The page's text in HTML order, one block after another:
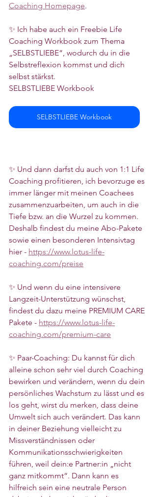
Coaching Homepage.
✨ Ich habe auch ein Freebie Life
Coaching Workbook zum Thema
„SELBSTLIEBE“, wodurch du in die
Selbstreflexion kommst und dich
selbst stärkst.
SELBSTLIEBE Workbook
SELBSTLIEBE Workbook
✨ Und dann darfst du auch von 1:1 Life
Coaching profitieren, ich bevorzuge es
immer länger mit meinen Coachees
zusammenzuarbeiten, um auch in die
Tiefe bzw. an die Wurzel zu kommen.
Deshalb findest du meine Abo-Pakete
sowie einen besonderen Intensivtag
hier - https://www.lotus-life-
coaching.com/preise
✨ Und wenn du eine intensivere
Langzeit-Unterstützung wünschst,
findest du dazu meine PREMIUM CARE
Pakete - https://www.lotus-life-
coaching.com/premium-care
✨ Paar-Coaching: Du kannst für dich
alleine schon sehr viel durch Coaching
bewirken und verändern, wenn du dein
persönliches Wachstum zu lässt und es
los geht, wirst du merken, dass deine
Umwelt sich auch verändert. Das kann
in deiner Beziehung vielleicht zu
Missverständnissen oder
Kommunikationsschwierigkeiten
führen, weil dein:e Partner:in „nicht
ganz mitkommt“. Dann kann es
hilfreich sein eine neutrale Person